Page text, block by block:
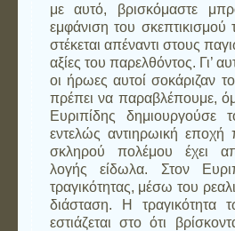
με αυτό, βρισκόμαστε
εμφάνιση του σκεπτικισμού
στέκεται απέναντι στους
αξίες του παρελθόντος. Γι’
οι ήρωες αυτοί σοκάριζαν
πρέπει να παραβλέπουμε,
Ευριπίδης
εντελώς αντιηρωική εποχή
σκληρού πολέμου έχει
λογής είδωλα. Στον
τραγικότητας, μέσω του
διάσταση. Η
εστιάζεται στο ότι